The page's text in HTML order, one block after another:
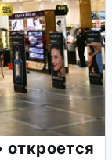
откроется